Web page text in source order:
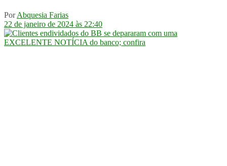
Por Abquesia Farias
22 de janeiro de 2024 às 22:40